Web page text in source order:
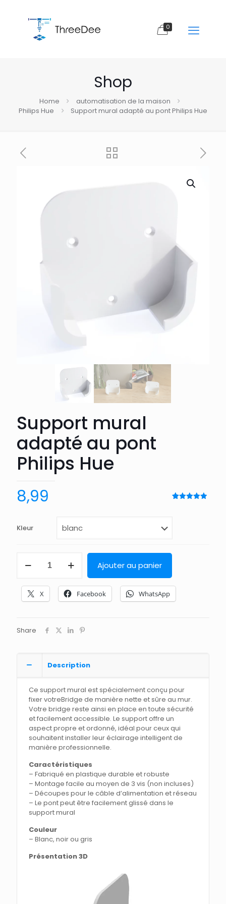
0
Shop
Home
automatisation de la maison
Philips Hue
Support mural adapté au pont Philips Hue
Support mural
adapté au pont
Philips Hue
8,99
Kleur
mural
adapté
au
Hue
Ajouter au panier
X Facebook WhatsApp
Share
Description
Ce support mural est spécialement conçu pour
fixer votreBridge de manière nette et sûre au mur.
Votre bridge reste ainsi en place en toute sécurité
et facilement accessible. Le support offre un
aspect propre et ordonné, idéal pour ceux qui
souhaitent installer leur éclairage intelligent de
manière professionnelle.
Caractéristiques
– Fabriqué en plastique durable et robuste
– Montage facile au moyen de 3 vis (non incluses)
– Découpes pour le câble d’alimentation et réseau
– Le pont peut être facilement glissé dans le
support mural
Couleur
– Blanc, noir ou gris
Présentation 3D